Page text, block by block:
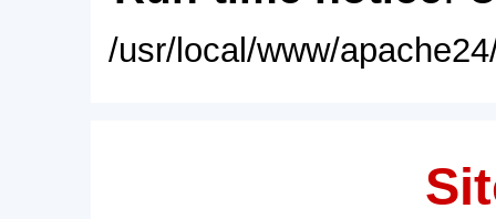
/usr/local/www/